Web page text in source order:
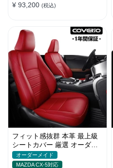
¥ 93,200 (税込)
フィット感抜群 本革 最上級
シートカバー 厳選 オーダー
メイド 防水 雰囲気 全席セッ
ト
オーダーメイド
MAZDA CX-5対応